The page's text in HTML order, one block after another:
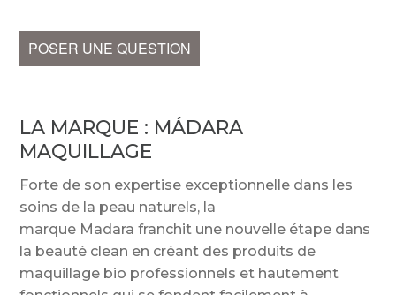
POSER UNE QUESTION
LA MARQUE : MÁDARA
MAQUILLAGE
Forte de son expertise exceptionnelle dans les
soins de la peau naturels, la
marque Madara franchit une nouvelle étape dans
la beauté clean en créant des produits de
maquillage bio professionnels et hautement